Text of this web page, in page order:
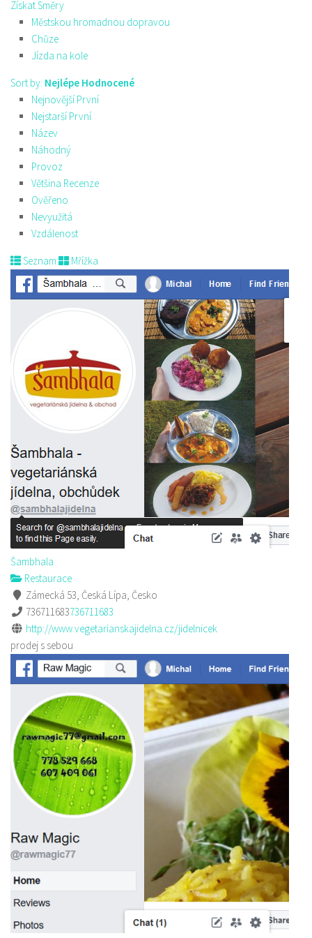
Získat Směry
Městskou hromadnou dopravou
Chůze
Jízda na kole
Sort by: Nejlépe Hodnocené
Nejnovější První
Nejstarší První
Název
Náhodný
Provoz
Většina Recenze
Ověřeno
Nevyužitá
Vzdálenost
Seznam Mřížka
Šambhala
Restaurace
Zámecká 53, Česká Lípa, Česko
736711683736711683
http://www.vegetarianskajidelna.cz/jidelnicek
prodej s sebou